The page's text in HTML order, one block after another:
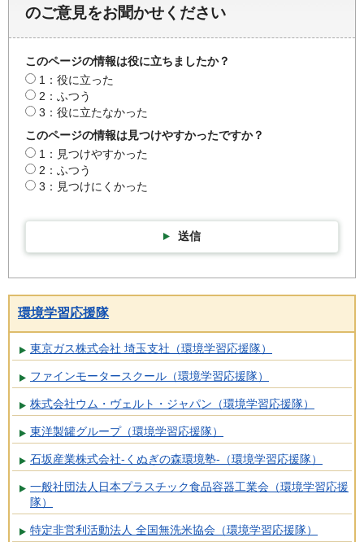
のご意見をお聞かせください
このページの情報は役に立ちましたか？
1：役に立った
2：ふつう
3：役に立たなかった
このページの情報は見つけやすかったですか？
1：見つけやすかった
2：ふつう
3：見つけにくかった
送信
環境学習応援隊
東京ガス株式会社 埼玉支社（環境学習応援隊）
ファインモータースクール（環境学習応援隊）
株式会社ウム・ヴェルト・ジャパン（環境学習応援隊）
東洋製罐グループ（環境学習応援隊）
石坂産業株式会社-くぬぎの森環境塾-（環境学習応援隊）
一般社団法人日本プラスチック食品容器工業会（環境学習応援
隊）
特定非営利活動法人 全国無洗米協会（環境学習応援隊）